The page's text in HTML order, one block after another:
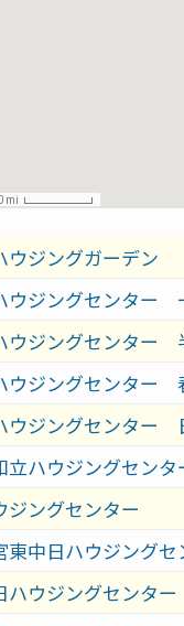
ウジングガーデン
ウジングセンター
ウジングセンター
ウジングセンター
ウジングセンター
立ハウジングセンタ
ジングセンター
東中日ハウジングセ
ハウジングセンター